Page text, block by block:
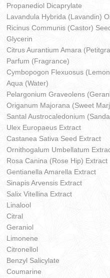
Propanediol Dicaprylate
Lavandula Hybrida (Lavandin)
Ricinus Communis (Castor)
Glycerin
Citrus Aurantium Amara
Parfum (Fragrance)
Cymbopogon Flexuosus
Aqua (Water)
Pelargonium Graveolens
Origanum Majorana (Sweet
Santal Austrocaledonium
Ulex Europaeus Extract
Castanea Sativa Seed Extract
Ornithogalum Umbellatum
Rosa Canina (Rose Hip) Extract
Gentianella Amarella Extract
Sinapis Arvensis Extract
Salix Vitellina Extract
Linalool
Citral
Geraniol
Limonene
Citronellol
Benzyl Salicylate
Coumarine